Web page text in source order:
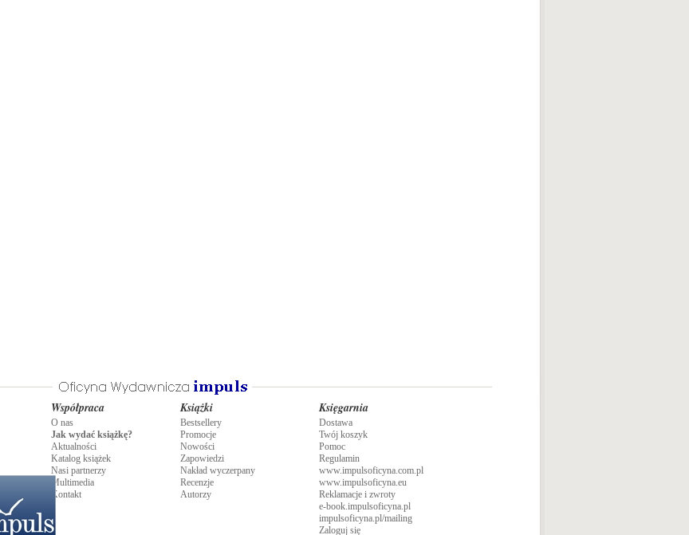
Współpraca
O nas
Jak wydać książkę?
Aktualności
Katalog książek
Nasi partnerzy
Multimedia
Kontakt
Książki
Bestsellery
Promocje
Nowości
Zapowiedzi
Nakład wyczerpany
Recenzje
Autorzy
Księgarnia
Dostawa
Twój koszyk
Pomoc
Regulamin
www.impulsoficyna.com.pl
www.impulsoficyna.eu
Reklamacje i zwroty
e-book.impulsoficyna.pl
impulsoficyna.pl/mailing
Zaloguj się